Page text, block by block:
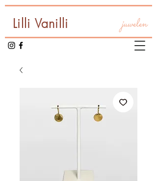
Lilli Vanilli juwelen